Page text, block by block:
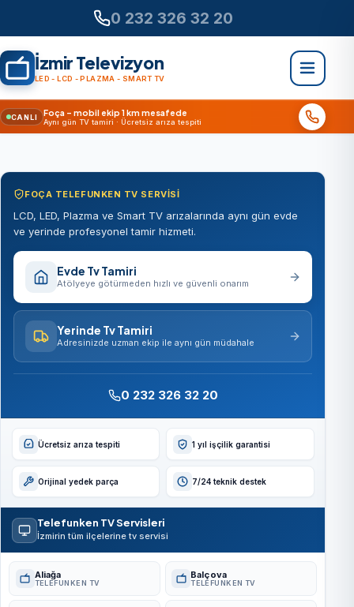
0 232 326 32 20
İzmir Televizyon
LED - LCD - PLAZMA - SMART TV
CANLI Foça – mobil ekip 1 km mesafede
Aynı gün TV tamiri · Ücretsiz arıza tespiti
FOÇA TELEFUNKEN TV SERVISI
LCD, LED, Plazma ve Smart TV arızalarında aynı gün evde
ve yerinde profesyonel tamir hizmeti.
Evde Tv Tamiri
Atölyeye götürmeden hızlı ve güvenli onarım
Yerinde Tv Tamiri
Adresinizde uzman ekip ile aynı gün müdahale
0 232 326 32 20
Ücretsiz arıza tespiti 1 yıl işçilik garantisi
Orijinal yedek parça 7/24 teknik destek
Telefunken TV Servisleri
İzmirin tüm ilçelerine tv servisi
Aliağa
TELEFUNKEN TV
Balçova
TELEFUNKEN TV